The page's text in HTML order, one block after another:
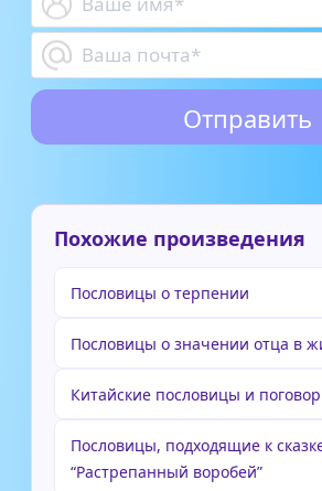
Похожие произведения
Пословицы о терпении
Пословицы о значении отца в
Китайские пословицы и
Пословицы, подходящие к
“Растрепанный воробей”